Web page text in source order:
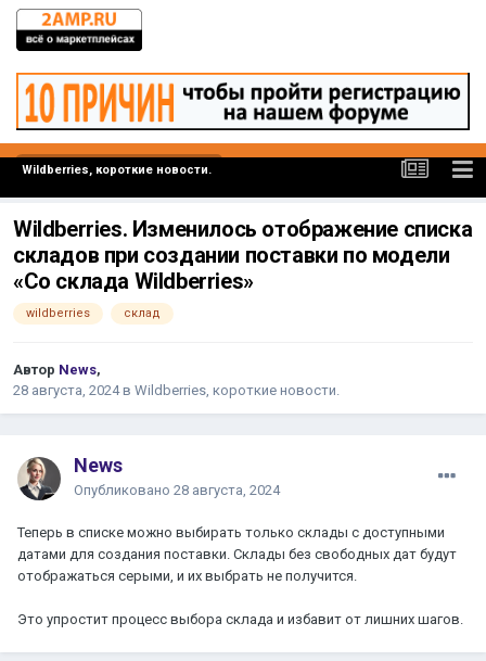
Wildberries, короткие новости.
Wildberries. Изменилось отображение списка
складов при создании поставки по модели
«Со склада Wildberries»
wildberries склад
Автор News,
28 августа, 2024в Wildberries, короткие новости.
News
Опубликовано 28 августа, 2024
Теперь в списке можно выбирать только склады с доступными
датами для создания поставки. Склады без свободных дат будут
отображаться серыми, и их выбрать не получится.
Это упростит процесс выбора склада и избавит от лишних шагов.